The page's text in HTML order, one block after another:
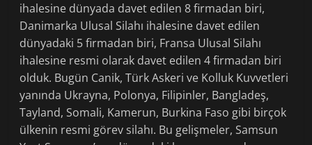
ihalesi­ne dünyada davet edilen 8 firmadan bi­ri,
Danimarka Ulusal Silahı ihalesine davet edilen
dünyadaki 5 firmadan biri, Fransa Ulusal Silahı
ihalesine resmi olarak davet edilen 4 firmadan biri
olduk. Bugün Canik, Türk Askeri ve Kolluk Kuvvetleri
yanında Ukrayna, Polonya, Filipinler, Bangladeş,
Tayland, Somali, Kamerun, Burkina Faso gibi birçok
ülkenin resmi görev silahı. Bu gelişme­ler, Samsun